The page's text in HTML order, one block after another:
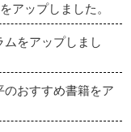
アップしました。
をアップしまし
おすすめ書籍をア